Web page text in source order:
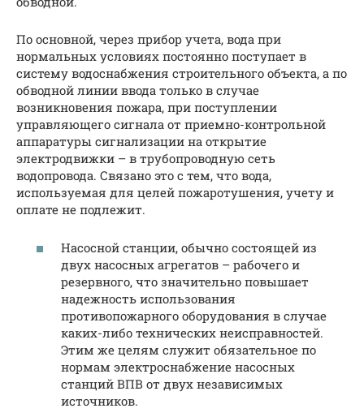
По основной, через прибор учета, вода при
нормальных условиях постоянно поступает в
систему водоснабжения строительного объекта, а по
обводной линии ввода только в случае
возникновения пожара, при поступлении
управляющего сигнала от приемно-контрольной
аппаратуры сигнализации на открытие
электродвижки – в трубопроводную сеть
водопровода. Связано это с тем, что вода,
используемая для целей пожаротушения, учету и
оплате не подлежит.
Насосной станции, обычно состоящей из
двух насосных агрегатов – рабочего и
резервного, что значительно повышает
надежность использования
противопожарного оборудования в случае
каких-либо технических неисправностей.
Этим же целям служит обязательное по
нормам электроснабжение насосных
станций ВПВ от двух независимых
источников.